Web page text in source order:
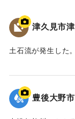
津久見市
土石流が発生した。
｜固有コード:
豊後大野